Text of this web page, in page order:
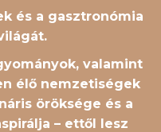
és a gasztronómia
valamint
élő nemzetiségek
öröksége és a
– ettől lesz